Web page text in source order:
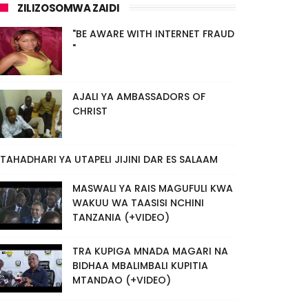
ZILIZOSOMWA ZAIDI
"BE AWARE WITH INTERNET FRAUD
"
AJALI YA AMBASSADORS OF
CHRIST
TAHADHARI YA UTAPELI JIJINI DAR ES SALAAM
MASWALI YA RAIS MAGUFULI KWA
WAKUU WA TAASISI NCHINI
TANZANIA (+VIDEO)
TRA KUPIGA MNADA MAGARI NA
BIDHAA MBALIMBALI KUPITIA
MTANDAO (+VIDEO)